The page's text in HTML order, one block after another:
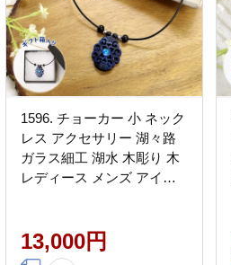
1596. チョーカー 小 ネック
レス アクセサリー 湖々路
ガラス細工 湖水 木彫り 木
レディース メンズ アイヌ
斜路湖 北海道 弟子屈町
13,000円